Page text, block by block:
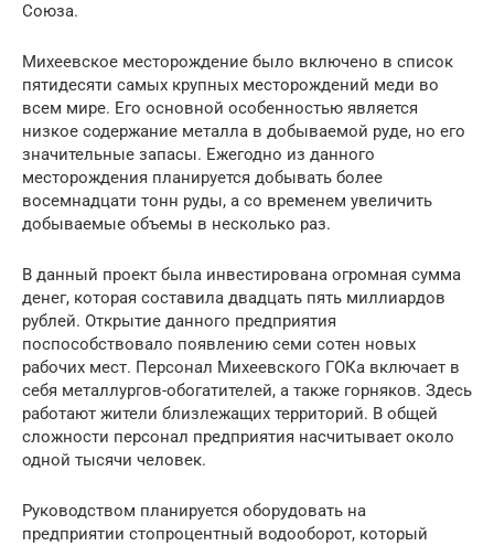
Союза.
Михеевское месторождение было включено в список
пятидесяти самых крупных месторождений меди во
всем мире. Его основной особенностью является
низкое содержание металла в добываемой руде, но его
значительные запасы. Ежегодно из данного
месторождения планируется добывать более
восемнадцати тонн руды, а со временем увеличить
добываемые объемы в несколько раз.
В данный проект была инвестирована огромная сумма
денег, которая составила двадцать пять миллиардов
рублей. Открытие данного предприятия
поспособствовало появлению семи сотен новых
рабочих мест. Персонал Михеевского ГОКа включает в
себя металлургов-обогатителей, а также горняков. Здесь
работают жители близлежащих территорий. В общей
сложности персонал предприятия насчитывает около
одной тысячи человек.
Руководством планируется оборудовать на
предприятии стопроцентный водооборот, который